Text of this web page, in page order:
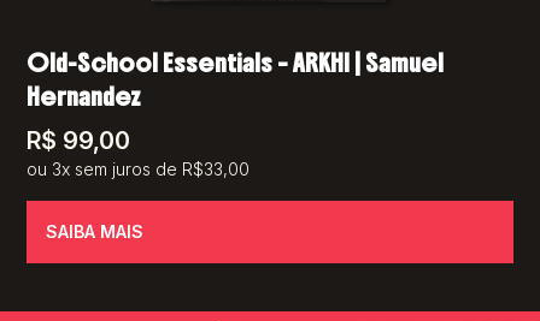
Old-School Essentials – ARKHI | Samuel
Hernandez
R$ 99,00
ou 3x sem juros de R$33,00
SAIBA MAIS